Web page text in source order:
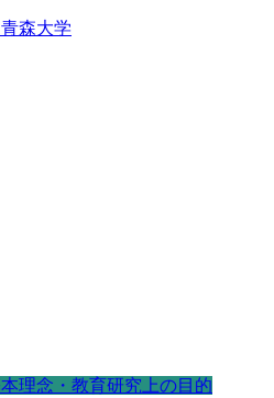
理念・教育研究上の目的